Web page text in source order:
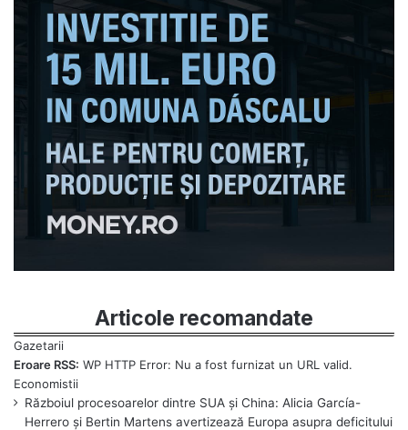
Articole recomandate
Eroare RSS: WP HTTP Error: Nu a fost furnizat un URL valid.
Războiul procesoarelor dintre SUA și China: Alicia García-
Herrero și Bertin Martens avertizează Europa asupra deficitului